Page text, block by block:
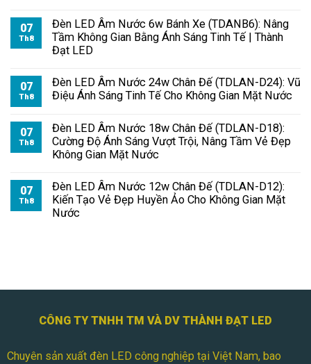
07
Th8
Đèn LED Âm Nước 6w Bánh Xe (TDANB6): Nâng
Tầm Không Gian Bằng Ánh Sáng Tinh Tế | Thành
Đạt LED
07
Th8
Đèn LED Âm Nước 24w Chân Đế (TDLAN-D24): Vũ
Điệu Ánh Sáng Tinh Tế Cho Không Gian Mặt Nước
07
Th8
Đèn LED Âm Nước 18w Chân Đế (TDLAN-D18):
Cường Độ Ánh Sáng Vượt Trội, Nâng Tầm Vẻ Đẹp
Không Gian Mặt Nước
07
Th8
Đèn LED Âm Nước 12w Chân Đế (TDLAN-D12):
Kiến Tạo Vẻ Đẹp Huyền Ảo Cho Không Gian Mặt
Nước
CÔNG TY TNHH TM VÀ DV THÀNH ĐẠT LED
Chuyên sản xuất đèn LED công nghiệp tại Việt Nam, bao